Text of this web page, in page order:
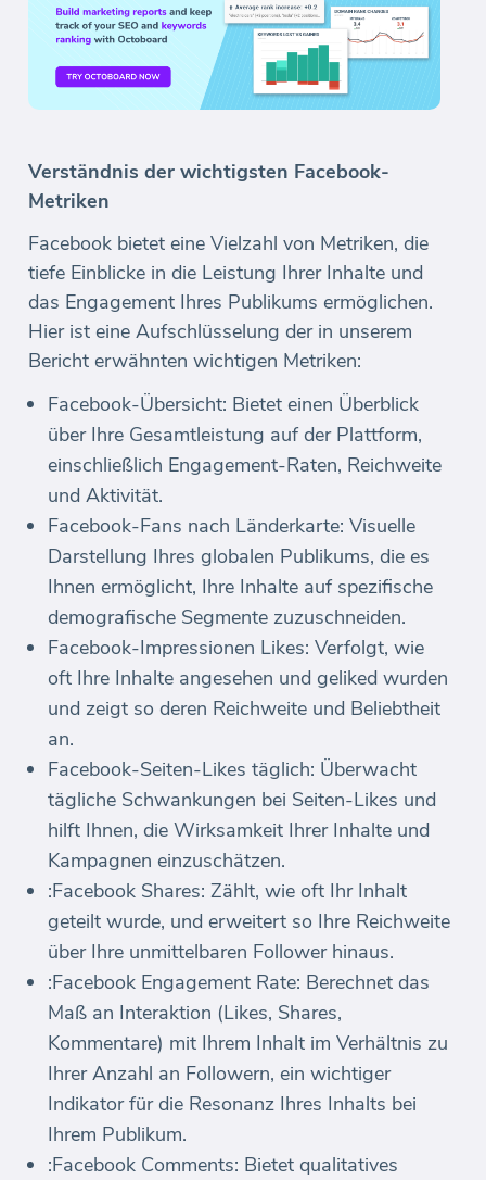
Verständnis der wichtigsten Facebook-
Metriken
Facebook bietet eine Vielzahl von Metriken, die
tiefe Einblicke in die Leistung Ihrer Inhalte und
das Engagement Ihres Publikums ermöglichen.
Hier ist eine Aufschlüsselung der in unserem
Bericht erwähnten wichtigen Metriken:
Facebook-Übersicht: Bietet einen Überblick
über Ihre Gesamtleistung auf der Plattform,
einschließlich Engagement-Raten, Reichweite
und Aktivität.
Facebook-Fans nach Länderkarte: Visuelle
Darstellung Ihres globalen Publikums, die es
Ihnen ermöglicht, Ihre Inhalte auf spezifische
demografische Segmente zuzuschneiden.
Facebook-Impressionen Likes: Verfolgt, wie
oft Ihre Inhalte angesehen und geliked wurden
und zeigt so deren Reichweite und Beliebtheit
an.
Facebook-Seiten-Likes täglich: Überwacht
tägliche Schwankungen bei Seiten-Likes und
hilft Ihnen, die Wirksamkeit Ihrer Inhalte und
Kampagnen einzuschätzen.
:Facebook Shares: Zählt, wie oft Ihr Inhalt
geteilt wurde, und erweitert so Ihre Reichweite
über Ihre unmittelbaren Follower hinaus.
:Facebook Engagement Rate: Berechnet das
Maß an Interaktion (Likes, Shares,
Kommentare) mit Ihrem Inhalt im Verhältnis zu
Ihrer Anzahl an Followern, ein wichtiger
Indikator für die Resonanz Ihres Inhalts bei
Ihrem Publikum.
:Facebook Comments: Bietet qualitatives